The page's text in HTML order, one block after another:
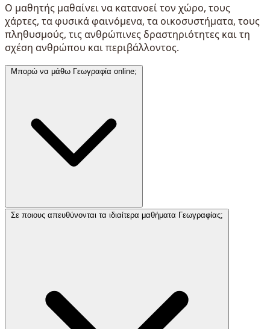
Ο μαθητής μαθαίνει να κατανοεί τον χώρο, τους
χάρτες, τα φυσικά φαινόμενα, τα οικοσυστήματα, τους
πληθυσμούς, τις ανθρώπινες δραστηριότητες και τη
σχέση ανθρώπου και περιβάλλοντος.
Μπορώ να μάθω Γεωγραφία online;
Σε ποιους απευθύνονται τα ιδιαίτερα μαθήματα Γεωγραφίας;